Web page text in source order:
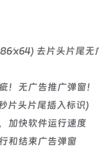
去片头片尾无
！无广告推广弹窗！
片头片尾插入标识)
加快软件运行速度
和结束广告弹窗